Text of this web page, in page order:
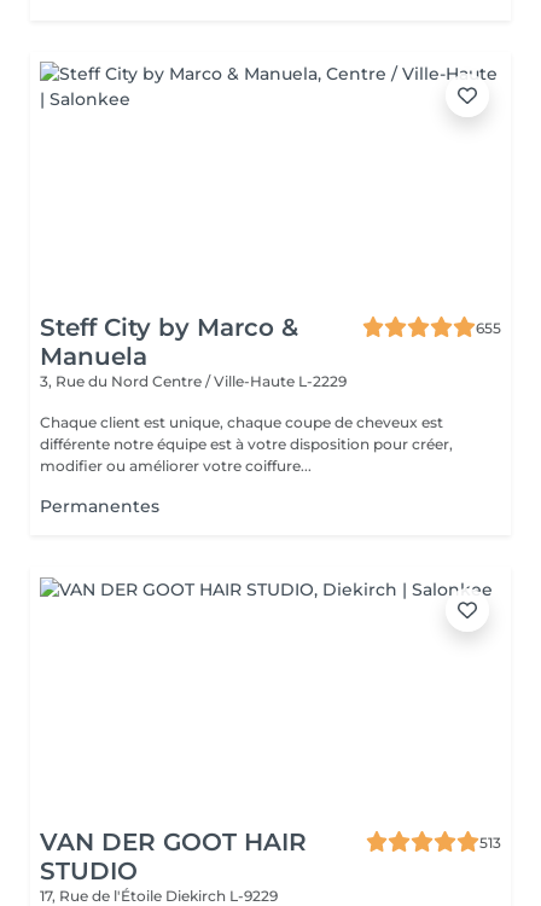
Steff City by Marco &
Manuela
655
3, Rue du Nord Centre / Ville-Haute L-2229
Chaque client est unique, chaque coupe de cheveux est
différente notre équipe est à votre disposition pour créer,
modifier ou améliorer votre coiffure...
Permanentes
VAN DER GOOT HAIR
STUDIO
513
17, Rue de l'Étoile Diekirch L-9229